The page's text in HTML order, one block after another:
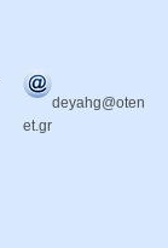
deyahg@oten
et.gr